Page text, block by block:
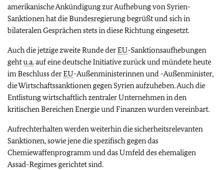
amerikanische Ankündigung zur Aufhebung von Syrien-
Sanktionen hat die Bundesregierung begrüßt und sich in
bilateralen Gesprächen stets in diese Richtung eingesetzt.
Auch die jetzige zweite Runde derEU-Sanktionsaufhebungen
gehtu.a.auf eine deutsche Initiative zurück und mündete heute
im Beschluss derEU-Außenministerinnen und -Außenminister,
die Wirtschaftssanktionen gegen Syrien aufzuheben. Auch die
Entlistung wirtschaftlich zentraler Unternehmen in den
kritischen Bereichen Energie und Finanzen wurden vereinbart.
Aufrechterhalten werden weiterhin die sicherheitsrelevanten
Sanktionen, sowie jene die spezifisch gegen das
Chemiewaffenprogramm und das Umfeld des ehemaligen
Assad-Regimes gerichtet sind.